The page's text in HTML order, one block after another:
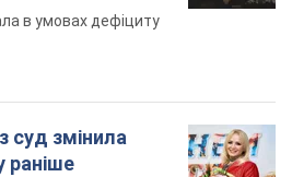
в умовах дефіциту
суд змінила
раніше